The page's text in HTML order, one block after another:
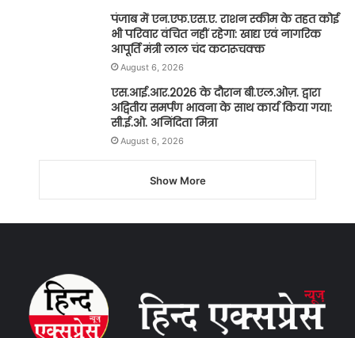
पंजाब में एन.एफ.एस.ए. राशन स्कीम के तहत कोई
भी परिवार वंचित नहीं रहेगा: खाद्य एवं नागरिक
आपूर्ति मंत्री लाल चंद कटारूचक्क
August 6, 2026
एस.आई.आर.2026 के दौरान बी.एल.ओज़. द्वारा
अद्वितीय समर्पण भावना के साथ कार्य किया गया:
सी.ई.ओ. अनिंदिता मित्रा
August 6, 2026
Show More